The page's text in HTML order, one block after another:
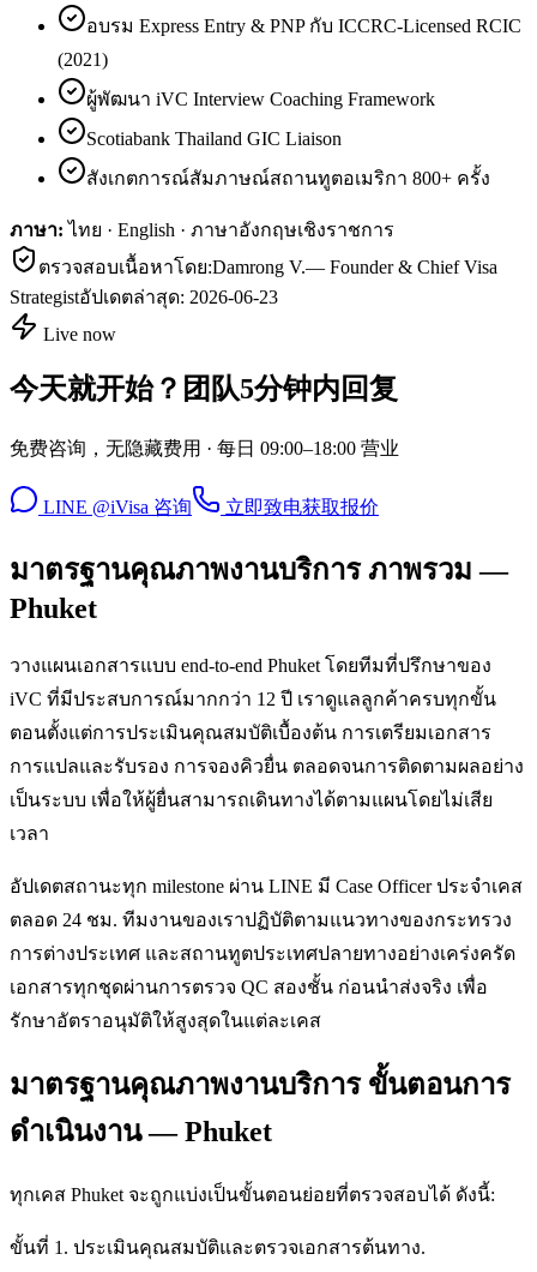
อบรม Express Entry & PNP กับ ICCRC-Licensed RCIC
(2021)
ผู้พัฒนา iVC Interview Coaching Framework
Scotiabank Thailand GIC Liaison
สังเกตการณ์สัมภาษณ์สถานทูตอเมริกา 800+ ครั้ง
ภาษา: ไทย · English · ภาษาอังกฤษเชิงราชการ
ตรวจสอบเนื้อหาโดย:Damrong V.— Founder & Chief Visa
Strategistอัปเดตล่าสุด: 2026-06-23
Live now
今天就开始？团队5分钟内回复
免费咨询，无隐藏费用 · 每日 09:00–18:00 营业
LINE @iVisa 咨询 立即致电获取报价
มาตรฐานคุณภาพงานบริการ ภาพรวม —
Phuket
วางแผนเอกสารแบบ end-to-end Phuket โดยทีมที่ปรึกษาของ
iVC ที่มีประสบการณ์มากกว่า 12 ปี เราดูแลลูกค้าครบทุกขั้น
ตอนตั้งแต่การประเมินคุณสมบัติเบื้องต้น การเตรียมเอกสาร
การแปลและรับรอง การจองคิวยื่น ตลอดจนการติดตามผลอย่าง
เป็นระบบ เพื่อให้ผู้ยื่นสามารถเดินทางได้ตามแผนโดยไม่เสีย
เวลา
อัปเดตสถานะทุก milestone ผ่าน LINE มี Case Officer ประจำเคส
ตลอด 24 ชม. ทีมงานของเราปฏิบัติตามแนวทางของกระทรวง
การต่างประเทศ และสถานทูตประเทศปลายทางอย่างเคร่งครัด
เอกสารทุกชุดผ่านการตรวจ QC สองชั้น ก่อนนำส่งจริง เพื่อ
รักษาอัตราอนุมัติให้สูงสุดในแต่ละเคส
มาตรฐานคุณภาพงานบริการ ขั้นตอนการ
ดำเนินงาน — Phuket
ทุกเคส Phuket จะถูกแบ่งเป็นขั้นตอนย่อยที่ตรวจสอบได้ ดังนี้:
ขั้นที่ 1. ประเมินคุณสมบัติและตรวจเอกสารต้นทาง.